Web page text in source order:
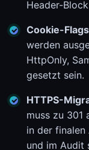
Header-
Cookie-
werden
HttpOnly,
gesetzt sein.
HTTPS-
muss zu 301
in der
und im Audit